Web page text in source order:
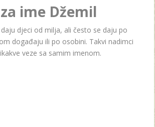
ime Džemil
djeci od milja, ali često se daju po
događaju ili po osobini. Takvi nadimci
veze sa samim imenom.